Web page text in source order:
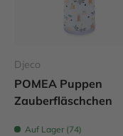
Djeco
POMEA Puppen
Zauberfläschchen
Auf Lager (74)